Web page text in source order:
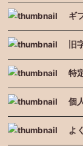
ギ
旧
特
個
よ